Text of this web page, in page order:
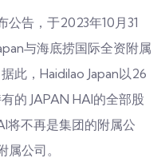
告，于2023年10月31
与海底捞国际全资附属
此，Haidilao Japan以26
的 JAPAN HAI的全部股
将不再是集团的附属公
公司。